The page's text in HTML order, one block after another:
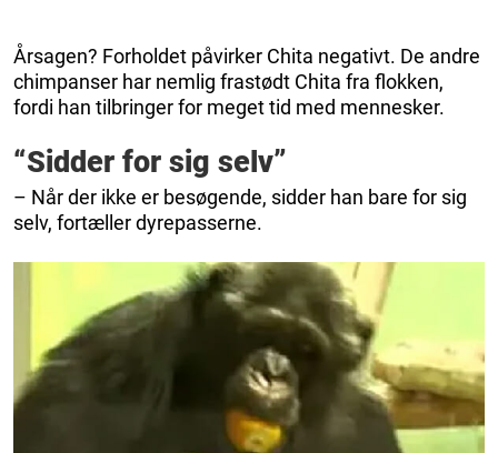
Årsagen? Forholdet påvirker Chita negativt. De andre
chimpanser har nemlig frastødt Chita fra flokken,
fordi han tilbringer for meget tid med mennesker.
“Sidder for sig selv”
– Når der ikke er besøgende, sidder han bare for sig
selv, fortæller dyrepasserne.